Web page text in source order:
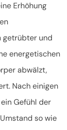
Erhöhung
getrübter und
energetischen
abwälzt,
Nach einigen
Gefühl der
so wie